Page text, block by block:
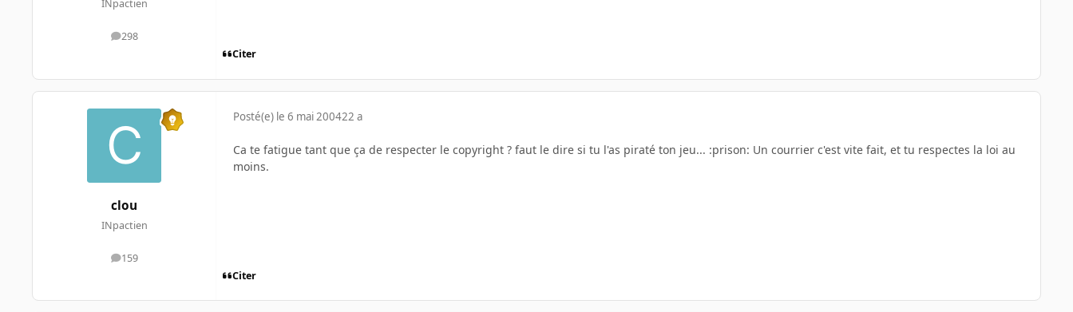
INpactien
298
messages
Citer
clou
INpactien
159
messages
Posté(e) le 6 mai 200422 a
Ca te fatigue tant que ça de respecter le copyright ? faut le dire si tu l'as piraté ton jeu... :prison: Un courrier c'est vite fait, et tu respectes la loi au
moins.
Citer